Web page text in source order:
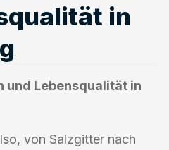
in
und Lebensqualität in
von Salzgitter nach